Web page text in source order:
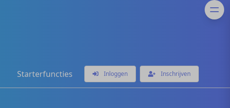
Starterfuncties Inloggen Inschrijven